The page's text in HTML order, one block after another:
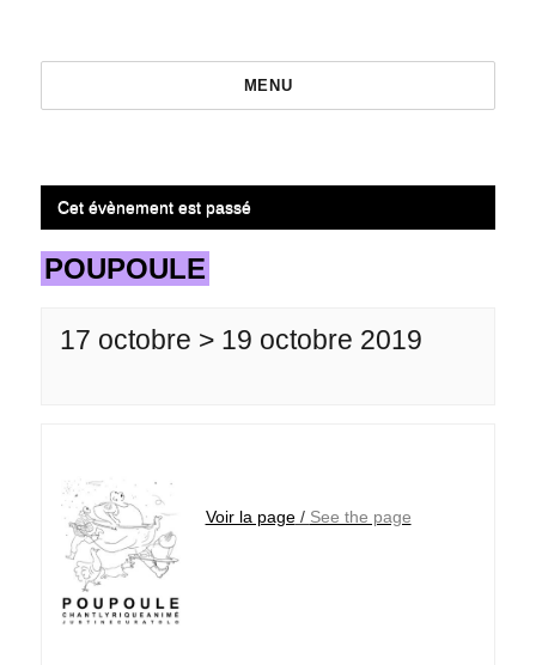
MENU
Cet évènement est passé
POUPOULE
17 octobre > 19 octobre 2019
Voir la page/ See the page